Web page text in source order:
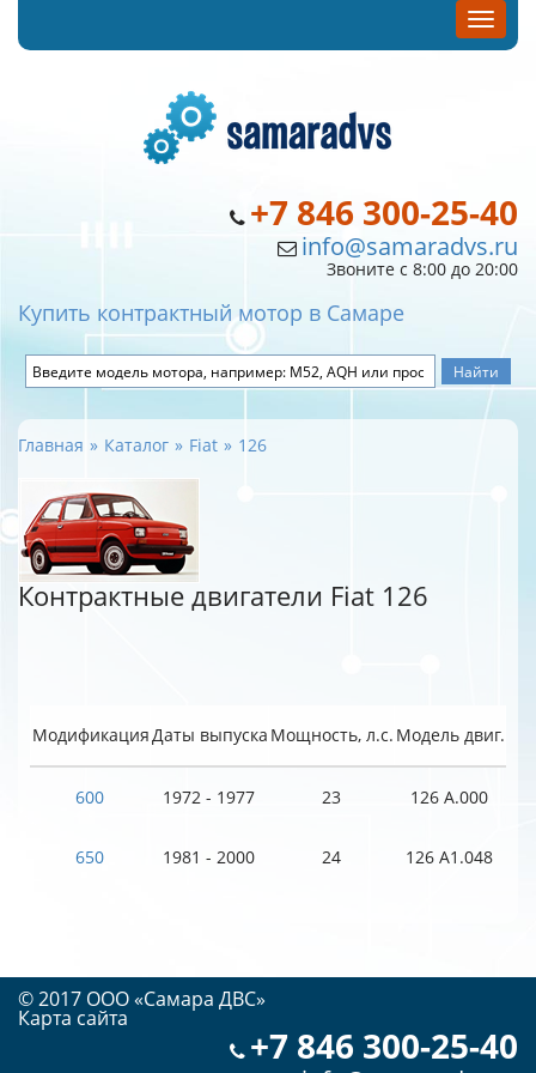
+7 846 300-25-40
info@samaradvs.ru
Звоните с 8:00 до 20:00
Купить контрактный мотор в Самаре
Главная Каталог Fiat 126
Контрактные двигатели Fiat 126
МодификацияДаты выпуска Мощность, л.с. Модель двиг.
600 1972 - 1977 23 126 A.000
650 1981 - 2000 24 126 A1.048
© 2017 OOO «Самара ДВС»
Карта сайта
+7 846 300-25-40